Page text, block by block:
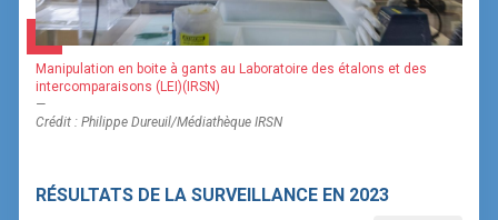
Manipulation en boite à gants au Laboratoire des étalons et des
intercomparaisons (LEI)(IRSN)
—
Crédit : Philippe Dureuil/Médiathèque IRSN
RÉSULTATS DE LA SURVEILLANCE EN 2023